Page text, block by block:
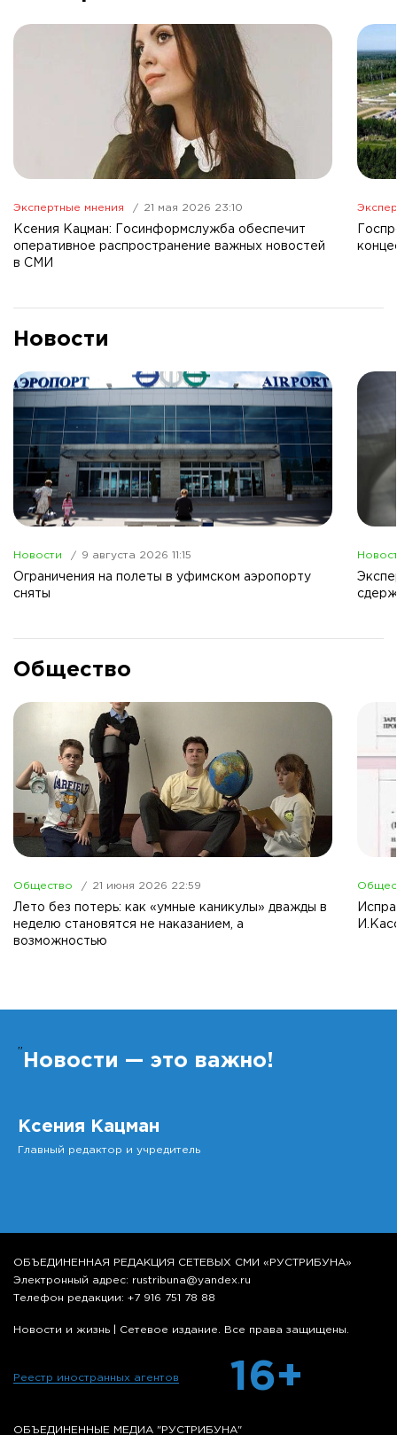
Экспертные мнения 21 мая 2026 23:10
Ксения Кацман: Госинформслужба обеспечит
оперативное распространение важных новостей
в СМИ
Новости
Новости 9 августа 2026 11:15
Ограничения на полеты в уфимском аэропорту
сняты
Общество
Общество 21 июня 2026 22:59
Лето без потерь: как «умные каникулы» дважды в
неделю становятся не наказанием, а
возможностью
” Новости — это важно!
Ксения Кацман
Главный редактор и учредитель
ОБЪЕДИНЕННАЯ РЕДАКЦИЯ СЕТЕВЫХ СМИ «РУСТРИБУНА»
Электронный адрес: rustribuna@yandex.ru
Телефон редакции: +7 916 751 78 88
Новости и жизнь | Сетевое издание. Все права защищены.
Реестр иностранных агентов 16+
ОБЪЕДИНЕННЫЕ МЕДИА "РУСТРИБУНА"